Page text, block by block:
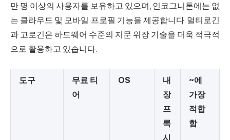
만 명 이상의 사용자를 보유하고 있으며, 인코그니톤에는 없
는 클라우드 및 모바일 프로필 기능을 제공합니다. 멀티로긴
과 고로긴은 하드웨어 수준의 지문 위장 기술을 더욱 적극적
으로 활용하고 있습니다.
도구
무료 티
어
OS
내
장
프
록
시
~에
가장
적합
함